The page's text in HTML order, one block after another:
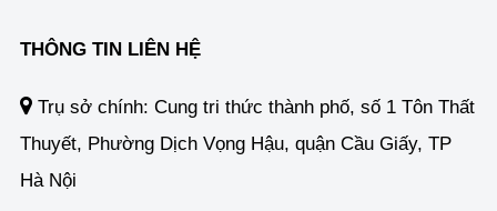
THÔNG TIN LIÊN HỆ
Trụ sở chính: Cung tri thức thành phố, số 1 Tôn Thất
Thuyết, Phường Dịch Vọng Hậu, quận Cầu Giấy, TP
Hà Nội